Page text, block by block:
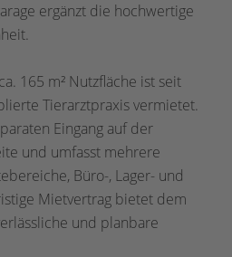
ergänzt die hochwertige
165 m² Nutzfläche ist seit
Tierarztpraxis vermietet.
Eingang auf der
und umfasst mehrere
Büro-, Lager- und
Mietvertrag bietet dem
und planbare